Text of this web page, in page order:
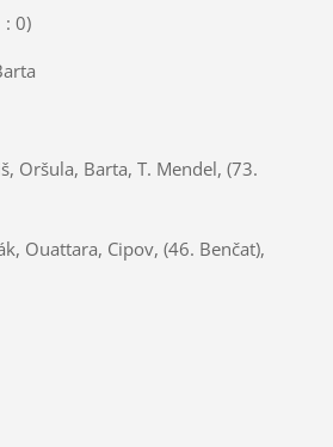
Oršula, Barta, T. Mendel, (73.
Cipov, (46. Benčat),